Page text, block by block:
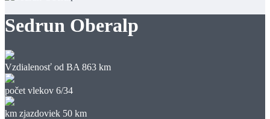
Sedrun Oberalp
Vzdialenosť od BA 863 km
počet vlekov 6/34
km zjazdoviek 50 km